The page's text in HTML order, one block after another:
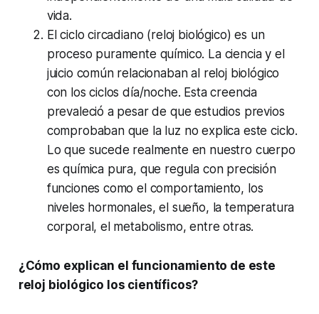
vida.
El ciclo circadiano (reloj biológico) es un
proceso puramente químico. La ciencia y el
juicio común relacionaban al reloj biológico
con los ciclos día/noche. Esta creencia
prevaleció a pesar de que estudios previos
comprobaban que la luz no explica este ciclo.
Lo que sucede realmente en nuestro cuerpo
es química pura, que regula con precisión
funciones como el comportamiento, los
niveles hormonales, el sueño, la temperatura
corporal, el metabolismo, entre otras.
¿Cómo explican el funcionamiento de este
reloj biológico los científicos?